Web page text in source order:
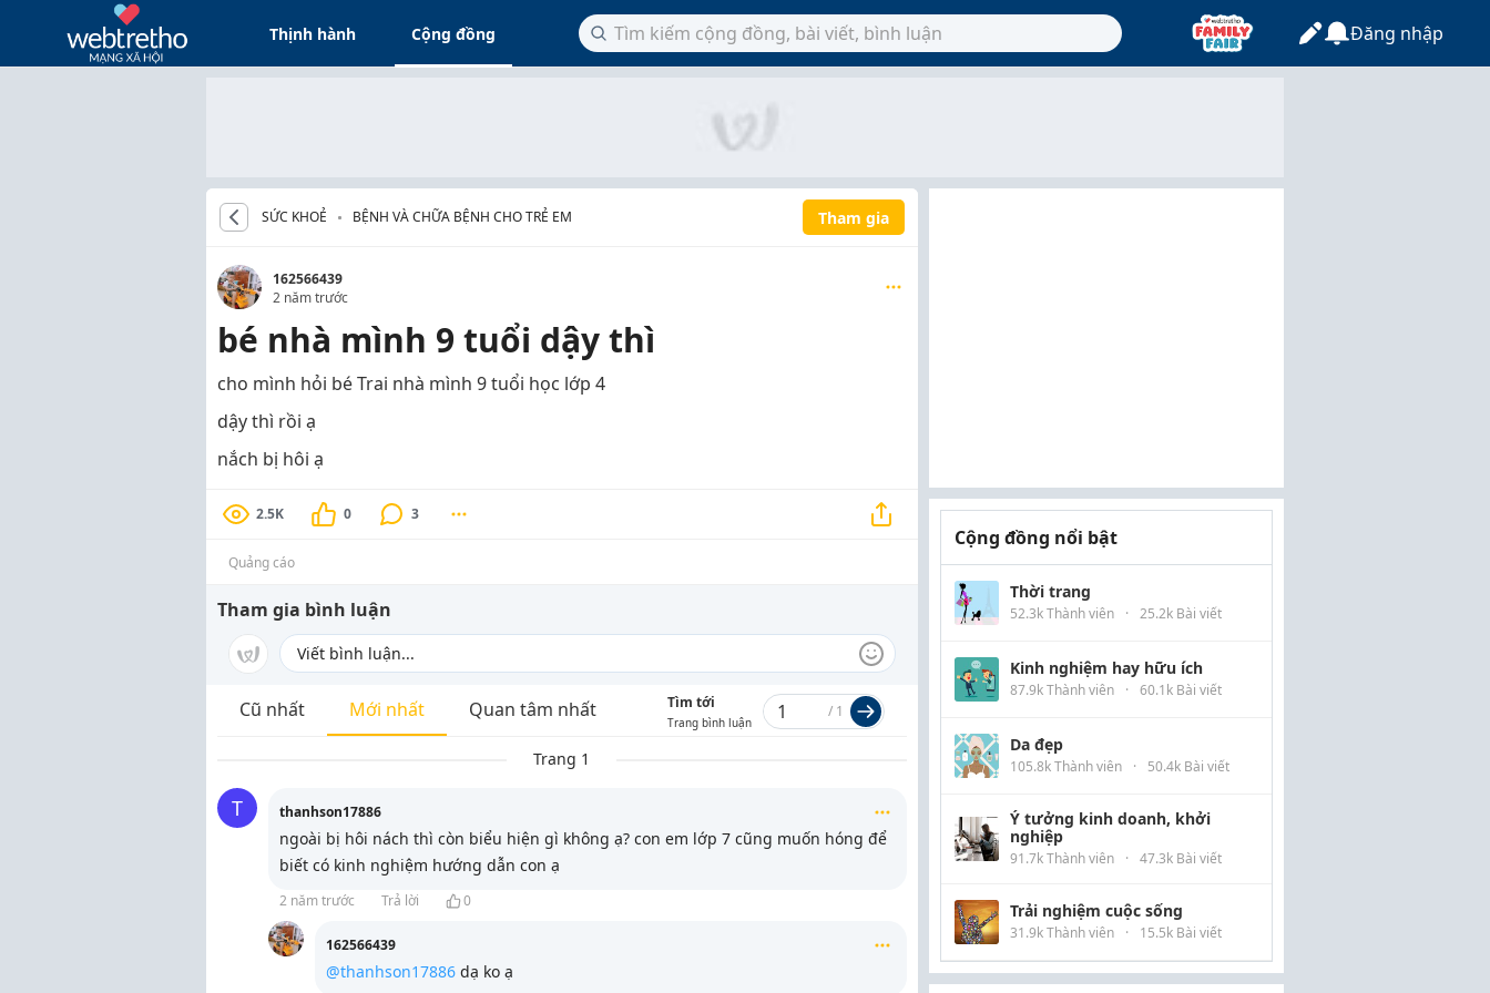
Thịnh hành Cộng đồng Đăng nhập
SỨC KHOẺ BỆNH VÀ CHỮA BỆNH CHO TRẺ EM Tham gia
162566439
2 năm trước
bé nhà mình 9 tuổi dậy thì
cho mình hỏi bé Trai nhà mình 9 tuổi học lớp 4
dậy thì rồi ạ
nắch bị hôi ạ
2.5K 0 3
Quảng cáo
Tham gia bình luận
Cũ nhất Mới nhất Quan tâm nhất Tìm tới
Trang bình luận
/ 1
Trang 1
T thanhson17886
ngoài bị hôi nách thì còn biểu hiện gì không ạ? con em lớp 7 cũng muốn hóng để
biết có kinh nghiệm hướng dẫn con ạ
2 năm trước Trả lời 0
162566439
@thanhson17886 dạ ko ạ
Cộng đồng nổi bật
Thời trang
52.3k Thành viên · 25.2k Bài viết
Kinh nghiệm hay hữu ích
87.9k Thành viên · 60.1k Bài viết
Da đẹp
105.8k Thành viên · 50.4k Bài viết
Ý tưởng kinh doanh, khởi
nghiệp
91.7k Thành viên · 47.3k Bài viết
Trải nghiệm cuộc sống
31.9k Thành viên · 15.5k Bài viết